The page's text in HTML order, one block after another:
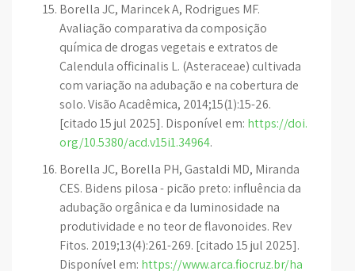
Borella JC, Marincek A, Rodrigues MF.
Avaliação comparativa da composição
química de drogas vegetais e extratos de
Calendula officinalis L. (Asteraceae) cultivada
com variação na adubação e na cobertura de
solo. Visão Acadêmica, 2014;15(1):15-26.
[citado 15 jul 2025]. Disponível em: https://doi.
org/10.5380/acd.v15i1.34964.
Borella JC, Borella PH, Gastaldi MD, Miranda
CES. Bidens pilosa - picão preto: influência da
adubação orgânica e da luminosidade na
produtividade e no teor de flavonoides. Rev
Fitos. 2019;13(4):261-269. [citado 15 jul 2025].
Disponível em: https://www.arca.fiocruz.br/ha